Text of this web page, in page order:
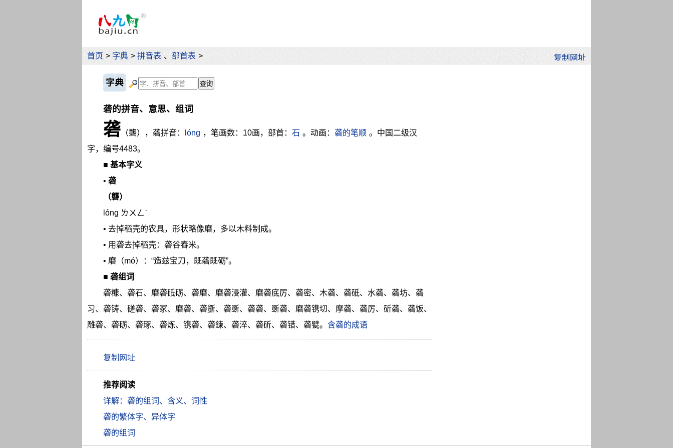
首页 > 字典 > 拼音表 、 部首表 >
字典
砻的拼音、意思、组词
砻 （礱），砻拼音： lóng ，笔画数：10画，部首： 石 。动画： 砻的笔顺 。中国二级汉
字，编号4483。
■ 基本字义
• 砻
（礱）
lóng ㄌㄨㄥˊ
• 去掉稻壳的农具，形状略像磨，多以木料制成。
• 用砻去掉稻壳：砻谷舂米。
• 磨（mó）：“造兹宝刀，既砻既砺”。
■ 砻组词
砻糠、砻石、磨砻砥砺、砻磨、磨砻浸灌、磨砻底厉、砻密、木砻、砻砥、水砻、砻坊、砻
习、砻铸、磋砻、砻冢、磨砻、砻斵、砻斲、砻砻、斲砻、磨砻镌切、摩砻、砻厉、斫砻、砻饭、
雕砻、砻砺、砻琢、砻炼、镌砻、砻鍊、砻淬、砻斫、砻错、砻甓。 含砻的成语
推荐阅读
详解：砻的组词、含义、词性
砻的繁体字、异体字
砻的组词